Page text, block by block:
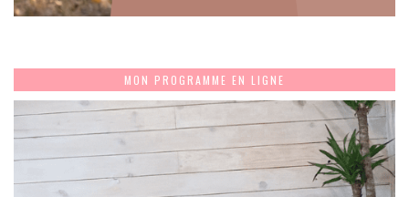
MON PROGRAMME EN LIGNE